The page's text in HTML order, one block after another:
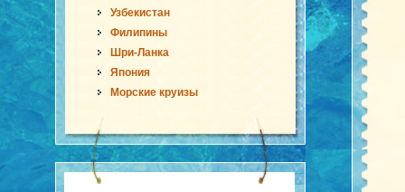
Узбекистан
Филипины
Шри-Ланка
Япония
Морские круизы